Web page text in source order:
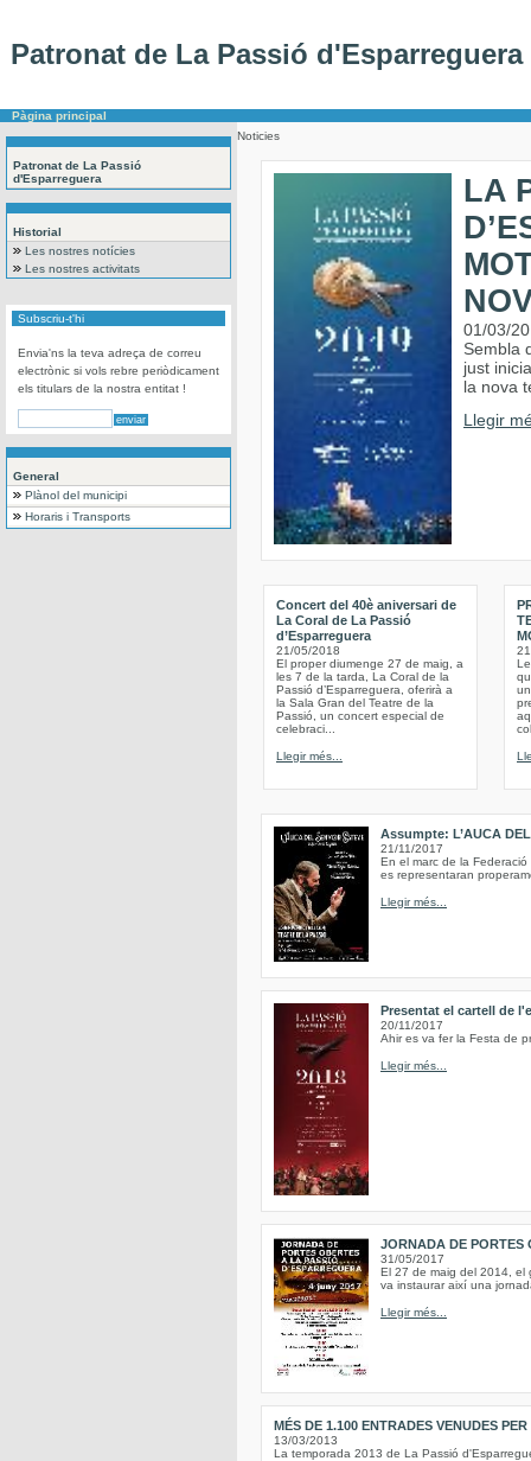
Patronat de La Passió d'Esparreguera
Pàgina principal
Patronat de La Passió
d'Esparreguera
Historial
Les nostres notícies
Les nostres activitats
Subscriu-t'hi
Envia'ns la teva adreça de correu
electrònic si vols rebre periòdicament
els titulars de la nostra entitat !
General
Plànol del municipi
Horaris i Transports
Noticies
LA
01/03/
Sembla
just
la nova
Llegir
Concert del 40è aniversari de
La Coral de La Passió
d’Esparreguera
21/05/2018
El proper diumenge 27 de maig, a
les 7 de la tarda, La Coral de la
Passió d’Esparreguera, oferirà a
la Sala Gran del Teatre de la
Passió, un concert especial de
celebraci...
Llegir més...
Assumpte: L’AUCA
21/11/2017
En el marc de la
es representaran
Llegir més...
Presentat el cartell de
20/11/2017
Ahir es va fer la Festa de
Llegir més...
JORNADA DE PORTES
31/05/2017
El 27 de maig del 2014, el
va instaurar així una
Llegir més...
MÉS DE 1.100 ENTRADES VENUDES
13/03/2013
La temporada 2013 de La Passió